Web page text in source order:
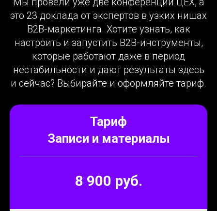
это 23 доклада от экспертов в узких нишах
В2В-маркетинга. Хотите узнать, как
настроить и запустить В2В-инструменты,
которые работают даже в период
нестабильности и дают результаты здесь
и сейчас? Выбирайте и оформляйте тариф.
Тариф
Записи и материалы
8 900 руб.